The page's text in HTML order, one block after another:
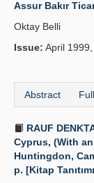
Assur Bakır
Oktay Belli
Issue: April
Abstract
RAUF
Cyprus, (With
Huntingdon,
p. [Kitap